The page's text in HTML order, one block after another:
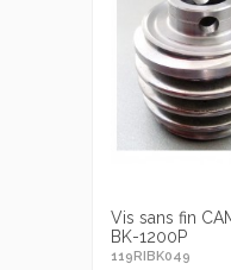
Vis sans fin
BK-1200P
119RIBK049